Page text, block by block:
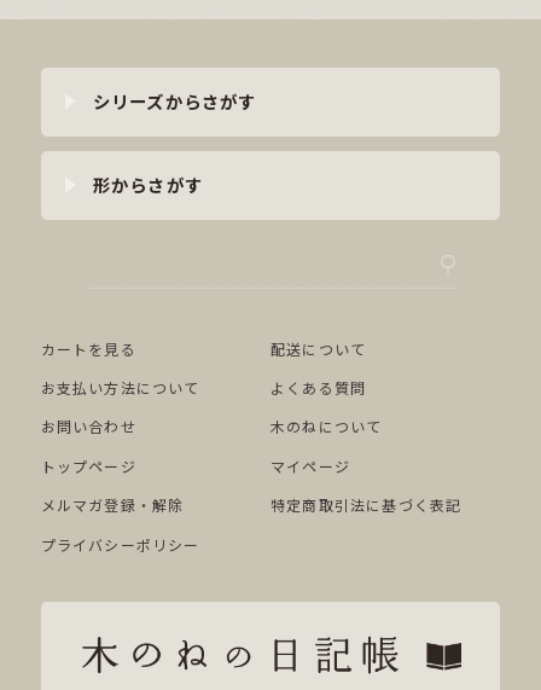
シリーズからさがす
形からさがす
カートを見る
配送について
お支払い方法について
よくある質問
お問い合わせ
木のねについて
トップページ
マイページ
メルマガ登録・解除
特定商取引法に基づく表記
プライバシーポリシー